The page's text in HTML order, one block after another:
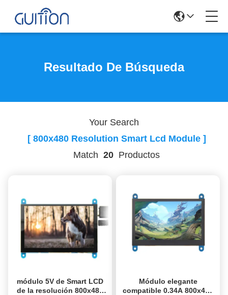
Resultado De Búsqueda
Your Search
[ 800x480 Resolution Smart Lcd Module ]
Match 20 Productos
módulo 5V de Smart LCD
de la resolución 800x480
Módulo elegante
compatible 0.34A 800x480